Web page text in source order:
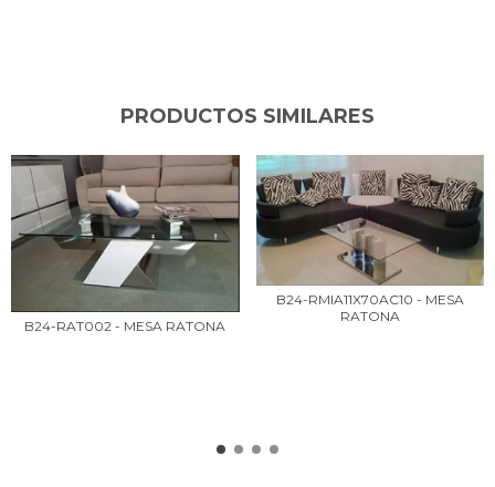
PRODUCTOS SIMILARES
B24-RAT002 - MESA RATONA
B24-RMIA11X70AC10 - MESA
RATONA